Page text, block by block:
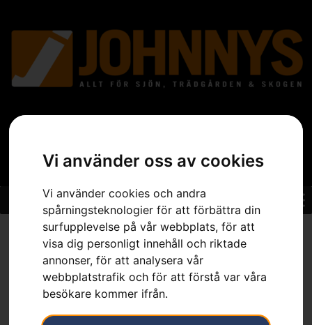
Vi använder oss av cookies
Vi använder cookies och andra
spårningsteknologier för att förbättra din
surfupplevelse på vår webbplats, för att
visa dig personligt innehåll och riktade
annonser, för att analysera vår
webbplatstrafik och för att förstå var våra
besökare kommer ifrån.
»Sortiment»Trädgård» Åkgräsklippare»Tillbehör
Åkgräsklippare»Kit, stödhjul och gummiskrapa